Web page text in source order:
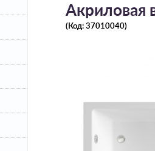
Акриловая
(Код:37010040)